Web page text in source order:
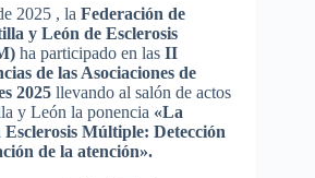
2025 , la Federación de
y León de Esclerosis
ha participado en las II
de las Asociaciones de
2025 llevando al salón de actos
y León la ponencia «La
Múltiple: Detección
de la atención».